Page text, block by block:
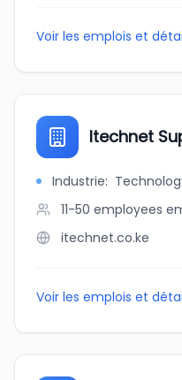
Voir les emplois et
Itechnet
Industrie:
11-50 employees
itechnet.co.ke
Voir les emplois et